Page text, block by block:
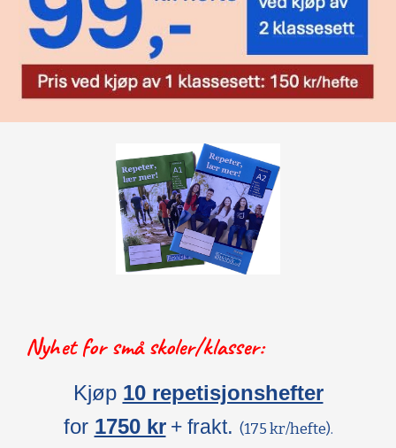
Nyhet for små skoler/klasser:
Kjøp 10 repetisjonshefter
for 1750 kr + frakt. (175 kr/hefte).